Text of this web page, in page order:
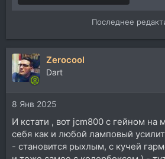
Последнее
Zerocool
Dart
8 Янв 2025
И кстати , вот jcm800 с гейном на
себя как и любой ламповый
- становится рыхлым, с кучей